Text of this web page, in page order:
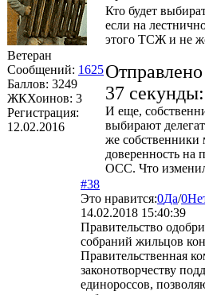
Ветеран
Сообщений: 1625
Баллов: 3249
ЖКХоинов: 3
Регистрация:
12.02.2016
Кто будет
если на
этого ТСЖ и не
37 секунды:
И еще,
выбирают
же собственники
доверенность на
ОСС. Что
#38
Это нравится:0Да/0
14.02.2018 15:40:39
Правительство
собраний жильцов
Правительственная
законотворчеству
единороссов,